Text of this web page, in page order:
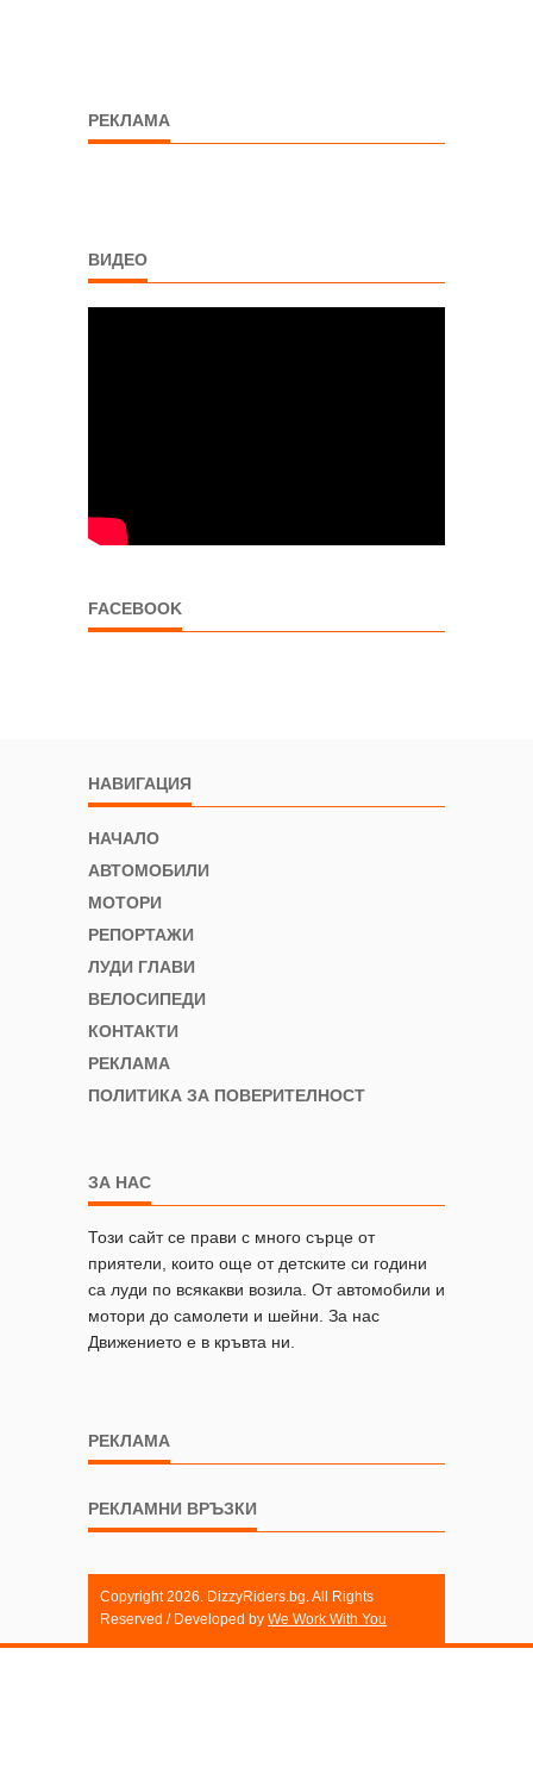
РЕКЛАМА
ВИДЕО
FACEBOOK
НАВИГАЦИЯ
НАЧАЛО
АВТОМОБИЛИ
МОТОРИ
РЕПОРТАЖИ
ЛУДИ ГЛАВИ
ВЕЛОСИПЕДИ
КОНТАКТИ
РЕКЛАМА
ПОЛИТИКА ЗА ПОВЕРИТЕЛНОСТ
ЗА НАС
Този сайт се прави с много сърце от
приятели, които още от детските си години
са луди по всякакви возила. От автомобили и
мотори до самолети и шейни. За нас
Движението е в кръвта ни.
РЕКЛАМА
РЕКЛАМНИ ВРЪЗКИ
Copyright 2026. DizzyRiders.bg. All Rights
Reserved / Developed by We Work With You